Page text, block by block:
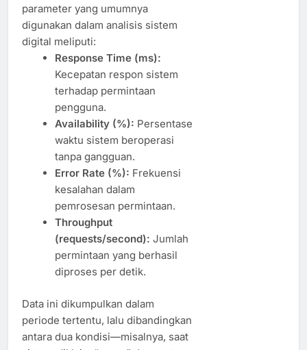
parameter yang umumnya
digunakan dalam analisis sistem
digital meliputi:
Response Time (ms):
Kecepatan respon sistem
terhadap permintaan
pengguna.
Availability (%): Persentase
waktu sistem beroperasi
tanpa gangguan.
Error Rate (%): Frekuensi
kesalahan dalam
pemrosesan permintaan.
Throughput
(requests/second): Jumlah
permintaan yang berhasil
diproses per detik.
Data ini dikumpulkan dalam
periode tertentu, lalu dibandingkan
antara dua kondisi—misalnya, saat